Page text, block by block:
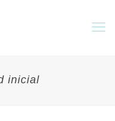
inicial